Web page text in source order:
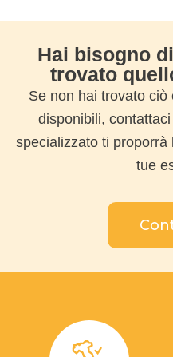
Hai bisogno
trovato
Se non hai trovato
disponibili,
specializzato ti
tue